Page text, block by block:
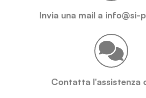
Invia una mail a info@si-
Contatta l'assistenza